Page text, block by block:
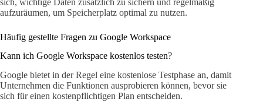
aufzuräumen, um Speicherplatz optimal zu nutzen.
Häufig gestellte Fragen zu Google Workspace
Kann ich Google Workspace kostenlos testen?
Google bietet in der Regel eine kostenlose Testphase an, damit
Unternehmen die Funktionen ausprobieren können, bevor sie
sich für einen kostenpflichtigen Plan entscheiden.